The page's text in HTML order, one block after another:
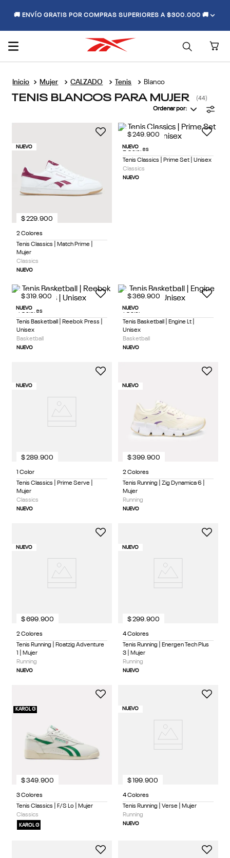
🚚 ENVÍO GRATIS POR COMPRAS SUPERIORES A $300.000 🚚
Mujer CALZADO Tenis Blanco
TENIS BLANCOS PARA MUJER 44
Ordenar por
NUEVO
2 Colores
Tenis Classics | Match Prime |
Mujer
Classics
NUEVO
$229 .900
NUEVO
2 Colores
Tenis Classics | Prime Set | Unisex
Classics
NUEVO
$249.900
NUEVO
4 Colores
Tenis Basketball | Reebok Press |
Unisex
Basketball
NUEVO
$319 .900
NUEVO
1 Color
Tenis Basketball | Engine Lt |
Unisex
Basketball
NUEVO
$369. 900
NUEVO
1 Color
Tenis Classics | Prime Serve |
Mujer
Classics
NUEVO
$289.900
NUEVO
2 Colores
Tenis Running | Zig Dynamica 6 |
Mujer
Running
NUEVO
$399.900
NUEVO
2 Colores
Tenis Running | Floatzig Adventure
1 | Mujer
Running
NUEVO
$699.900
NUEVO
4 Colores
Tenis Running | Energen Tech Plus
3 | Mujer
Running
NUEVO
$299.900
KAROL G
3 Colores
Tenis Classics | F/S Lo | Mujer
Classics
KAROL G
$349.900
NUEVO
4 Colores
Tenis Running | Verse | Mujer
Running
NUEVO
$ 199.900